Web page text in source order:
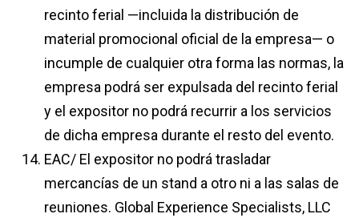
recinto ferial —incluida la distribución de
material promocional oficial de la empresa— o
incumple de cualquier otra forma las normas, la
empresa podrá ser expulsada del recinto ferial
y el expositor no podrá recurrir a los servicios
de dicha empresa durante el resto del evento.
EAC/ El expositor no podrá trasladar
mercancías de un stand a otro ni a las salas de
reuniones. Global Experience Specialists, LLC